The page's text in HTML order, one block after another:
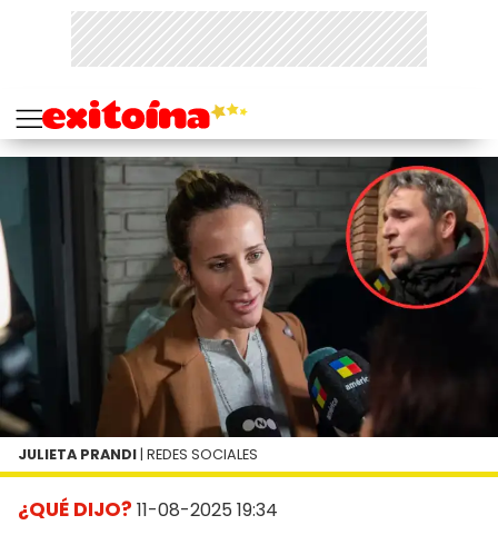
¿QUÉ DIJO? 11-08-2025 19:34
JULIETA PRANDI | REDES SOCIALES